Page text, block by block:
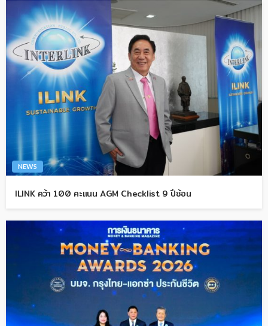
NEWS
ILINK คว้า 100 คะแนน AGM Checklist 9 ปีซ้อน